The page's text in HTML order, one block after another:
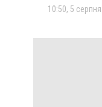
10:50, 5 серпня